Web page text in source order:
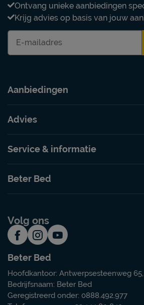
Ontvang unieke aanbiedingen
Krijg advies op basis van jouw
Aanbiedingen
Advies
Service & informatie
Beter Bed
Volg ons
Beter Bed
Hoofdkantoor: Antwerpsesteenweg
Bedrijfsnaam: Beter Bed
Geregistreerd onder: 0888.492.977